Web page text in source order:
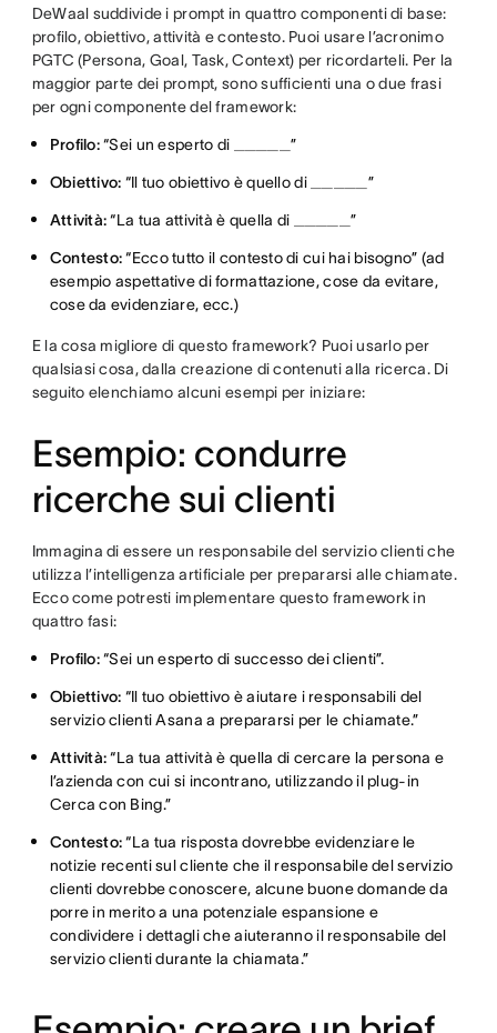
DeWaal suddivide i prompt in quattro componenti di base:
profilo, obiettivo, attività e contesto. Puoi usare l’acronimo
PGTC (Persona, Goal, Task, Context) per ricordarteli. Per la
maggior parte dei prompt, sono sufficienti una o due frasi
per ogni componente del framework:
Profilo:“Sei un esperto di _____”
Obiettivo: “Il tuo obiettivo è quello di _____”
Attività:“La tua attività è quella di _____”
Contesto:“Ecco tutto il contesto di cui hai bisogno” (ad
esempio aspettative di formattazione, cose da evitare,
cose da evidenziare, ecc.)
E la cosa migliore di questo framework? Puoi usarlo per
qualsiasi cosa, dalla creazione di contenuti alla ricerca. Di
seguito elenchiamo alcuni esempi per iniziare:
Esempio: condurre
ricerche sui clienti
Immagina di essere un responsabile del servizio clienti che
utilizza l’intelligenza artificiale per prepararsi alle chiamate.
Ecco come potresti implementare questo framework in
quattro fasi:
Profilo:“Sei un esperto di successo dei clienti”.
Obiettivo: “Il tuo obiettivo è aiutare i responsabili del
servizio clienti Asana a prepararsi per le chiamate.”
Attività:“La tua attività è quella di cercare la persona e
l’azienda con cui si incontrano, utilizzando il plug-in
Cerca con Bing.”
Contesto:“La tua risposta dovrebbe evidenziare le
notizie recenti sul cliente che il responsabile del servizio
clienti dovrebbe conoscere, alcune buone domande da
porre in merito a una potenziale espansione e
condividere i dettagli che aiuteranno il responsabile del
servizio clienti durante la chiamata.”